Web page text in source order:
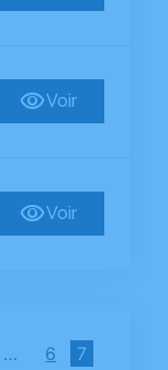
Voir
Voir
… 6 7